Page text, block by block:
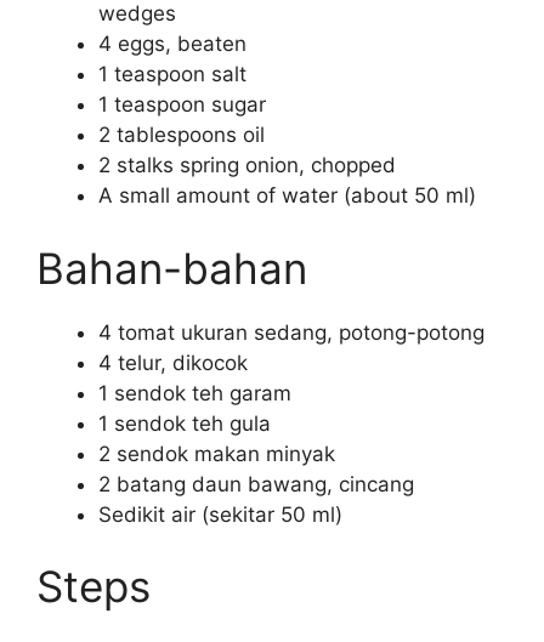
wedges
4 eggs, beaten
1 teaspoon salt
1 teaspoon sugar
2 tablespoons oil
2 stalks spring onion, chopped
A small amount of water (about 50 ml)
Bahan-bahan
4 tomat ukuran sedang, potong-potong
4 telur, dikocok
1 sendok teh garam
1 sendok teh gula
2 sendok makan minyak
2 batang daun bawang, cincang
Sedikit air (sekitar 50 ml)
Steps